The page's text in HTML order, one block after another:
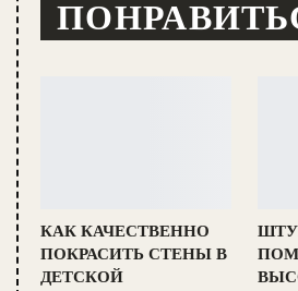
КАК КАЧЕСТВЕННО
ПОКРАСИТЬ СТЕНЫ В
ДЕТСКОЙ